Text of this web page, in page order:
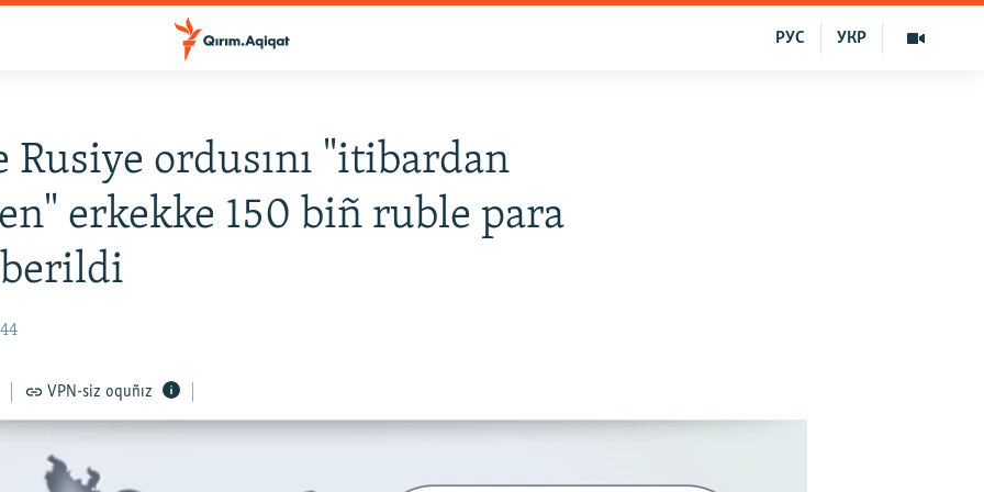
УКР
РУС
Rusiye ordusını "itibardan
erkekke 150 biñ ruble para
berildi
VPN-siz oquñız